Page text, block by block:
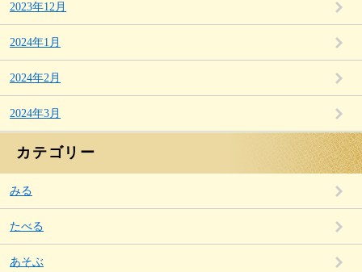
2023年12月
2024年1月
2024年2月
2024年3月
カテゴリー
みる
たべる
あそぶ